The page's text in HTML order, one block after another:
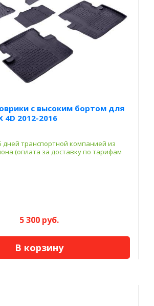
с высоким бортом для
4D 2012-2016
дней транспортной компанией из
(оплата за доставку по тарифам
5 300 руб.
В корзину